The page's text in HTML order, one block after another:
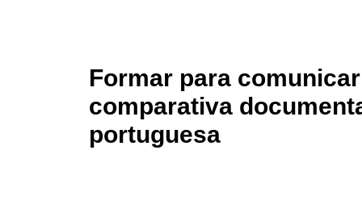
Formar para
comparativa
portuguesa